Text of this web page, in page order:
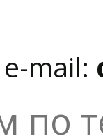
mail:
по